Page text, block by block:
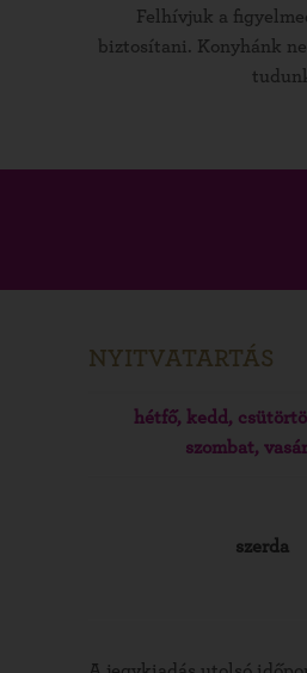
Felhívjuk a
biztosítani. Konyhánk
NYITVATARTÁS
hétfő, kedd,
szombat,
szerda